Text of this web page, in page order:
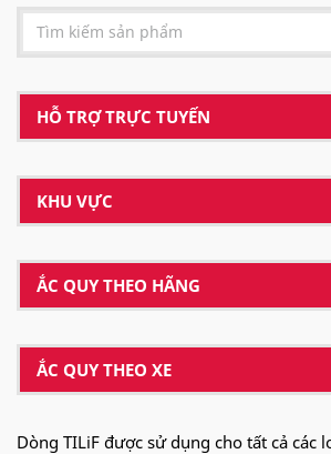
HỖ TRỢ TRỰC TUYẾN
KHU VỰC
ẮC QUY THEO HÃNG
ẮC QUY THEO XE
Dòng TILiF được sử dụng cho tất cả các